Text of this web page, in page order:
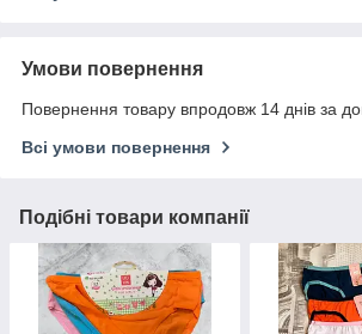
Умови повернення
Повернення товару впродовж 14 днів за
Всі умови повернення
Подібні товари компанії